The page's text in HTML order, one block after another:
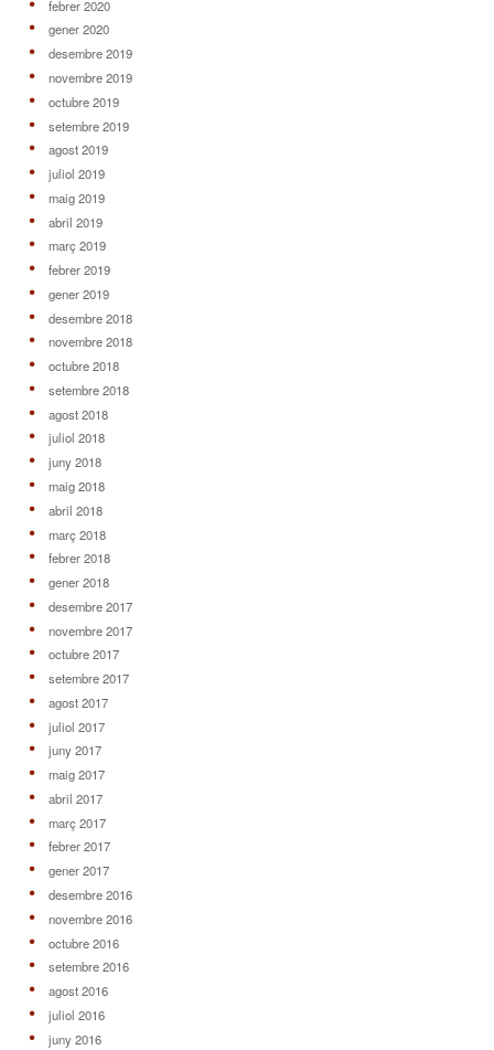
febrer 2020
gener 2020
desembre 2019
novembre 2019
octubre 2019
setembre 2019
agost 2019
juliol 2019
maig 2019
abril 2019
març 2019
febrer 2019
gener 2019
desembre 2018
novembre 2018
octubre 2018
setembre 2018
agost 2018
juliol 2018
juny 2018
maig 2018
abril 2018
març 2018
febrer 2018
gener 2018
desembre 2017
novembre 2017
octubre 2017
setembre 2017
agost 2017
juliol 2017
juny 2017
maig 2017
abril 2017
març 2017
febrer 2017
gener 2017
desembre 2016
novembre 2016
octubre 2016
setembre 2016
agost 2016
juliol 2016
juny 2016